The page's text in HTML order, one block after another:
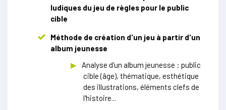
ludiques du jeu de règles pour le public
cible
Méthode de création d'un jeu à partir d'un
album jeunesse
Analyse d'un album jeunesse : public
cible (âge), thématique, esthétique
des illustrations, éléments clefs de
l'histoire...